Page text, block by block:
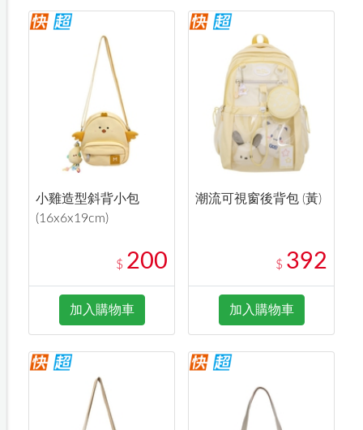
小雞造型斜背小包
(16x6x19cm)
$ 200
加入購物車
潮流可視窗後背包 (黃)
$ 392
加入購物車